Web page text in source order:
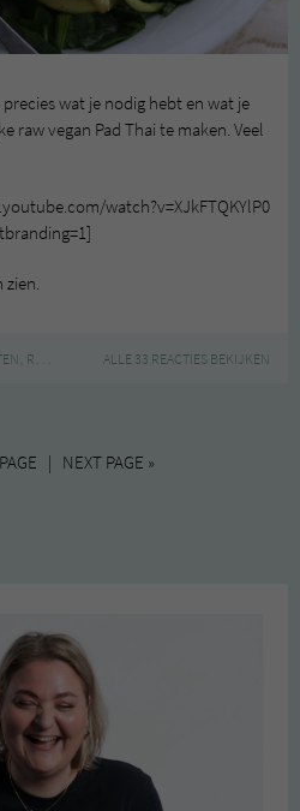
wat je nodig hebt en wat je
raw vegan Pad Thai te maken. Veel
watch?v=XJkFTQKYlP0
zien.
, RECEPT PAD THAI ,RAW,RECEPT,VEGAN
ALLE 33 REACTIES BEKIJKEN
| NEXT PAGE »